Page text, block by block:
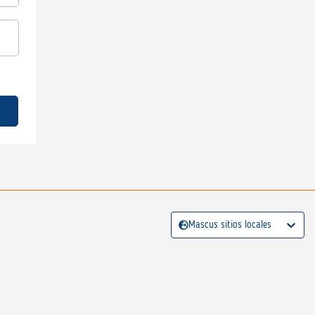
Mascus sitios locales